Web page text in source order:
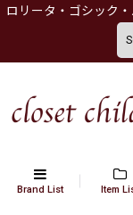
ロリータ・ゴシック
Brand List Item